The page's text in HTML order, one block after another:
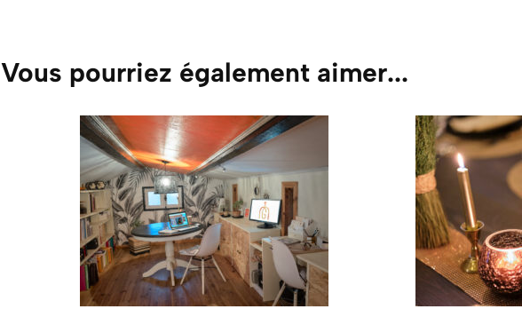
Vous pourriez également aimer...